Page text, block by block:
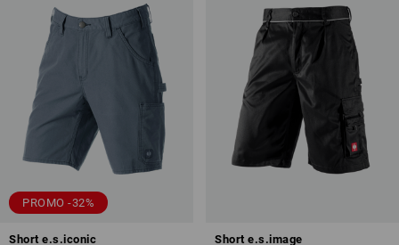
PROMO -32%
Short e.s.iconic Short e.s.image